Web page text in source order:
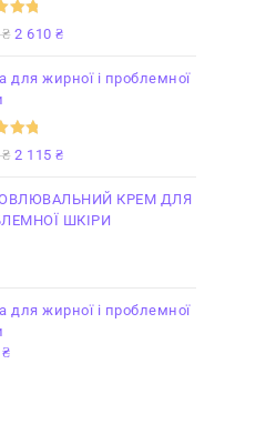
в
₴ 2 610 ₴
для жирної і проблемної
в
₴ 2 115 ₴
КРЕМ ДЛЯ
ШКІРИ
для жирної і проблемної
₴